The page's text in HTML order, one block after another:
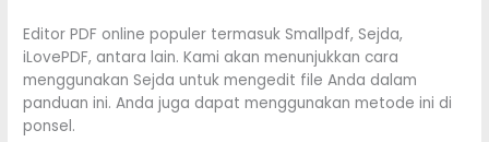
Editor PDF online populer termasuk Smallpdf, Sejda,
iLovePDF, antara lain. Kami akan menunjukkan cara
menggunakan Sejda untuk mengedit file Anda dalam
panduan ini. Anda juga dapat menggunakan metode ini di
ponsel.